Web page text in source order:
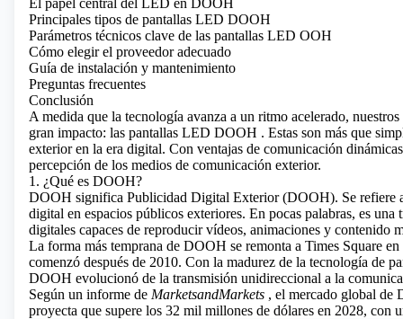
El papel central del LED en DOOH
Principales tipos de pantallas LED DOOH
Parámetros técnicos clave de las pantallas LED OOH
Cómo elegir el proveedor adecuado
Guía de instalación y mantenimiento
Preguntas frecuentes
Conclusión
A medida que la tecnología avanza a un ritmo acelerado,
gran impacto: las pantallas LED DOOH . Estas son más que
exterior en la era digital. Con ventajas de comunicación
percepción de los medios de comunicación exterior.
1. ¿Qué es DOOH?
DOOH significa Publicidad Digital Exterior (DOOH). Se refiere
digital en espacios públicos exteriores. En pocas palabras, es
digitales capaces de reproducir vídeos, animaciones y contenido
La forma más temprana de DOOH se remonta a Times Square
comenzó después de 2010. Con la madurez de la tecnología de
DOOH evolucionó de la transmisión unidireccional a la
Según un informe de MarketsandMarkets , el mercado global de
proyecta que supere los 32 mil millones de dólares en 2028, con